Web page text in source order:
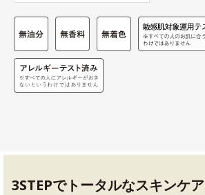
3STEPでトータルなスキンケア